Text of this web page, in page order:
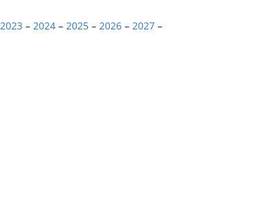
2023 – 2024 – 2025 – 2026 – 2027 –